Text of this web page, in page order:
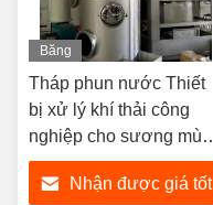
Băng
hình
Tháp phun nước Thiết
bị xử lý khí thải công
nghiệp cho sương mù
axit và khí thải bụi
Nhận được giá tốt